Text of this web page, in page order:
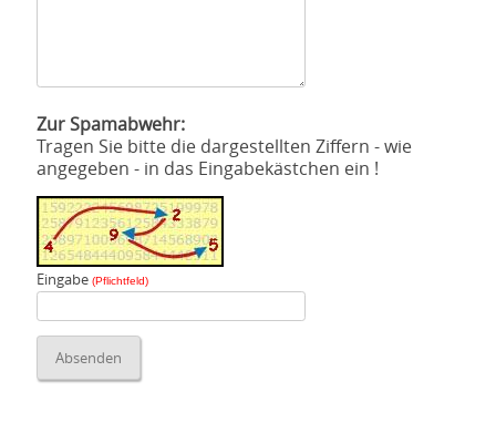
Zur Spamabwehr:
Tragen Sie bitte die dargestellten Ziffern - wie
angegeben - in das Eingabekästchen ein !
Eingabe (Pflichtfeld)